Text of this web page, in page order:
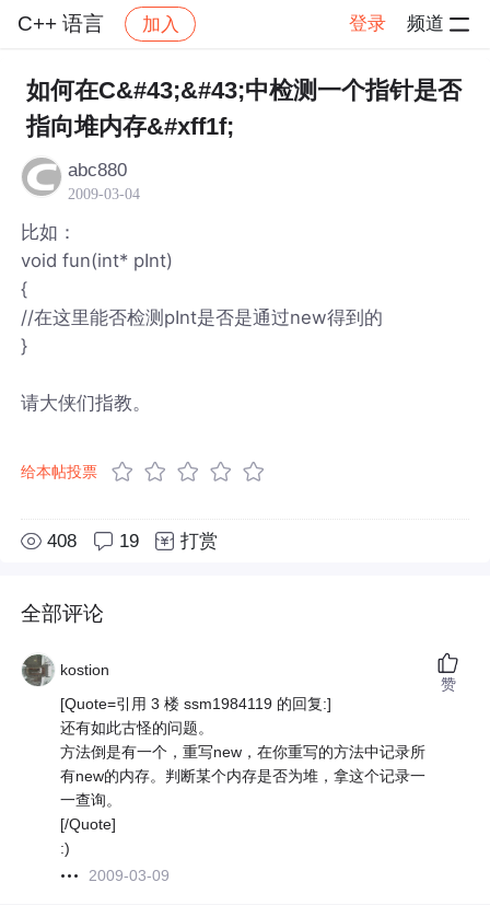
C++ 语言 加入 登录 频道
社区 C++ 语言 帖子详情
如何在C&#43;&#43;中检测一个指针是否
指向堆内存&#xff1f;
abc880
2009-03-04
比如：
void fun(int* pInt)
{
//在这里能否检测pInt是否是通过new得到的
}
请大侠们指教。
给本帖投票
408 19 打赏
全部评论
kostion
[Quote=引用 3 楼 ssm1984119 的回复:]
还有如此古怪的问题。
方法倒是有一个，重写new，在你重写的方法中记录所
有new的内存。判断某个内存是否为堆，拿这个记录一
一查询。
[/Quote]
:)
2009-03-09
赞